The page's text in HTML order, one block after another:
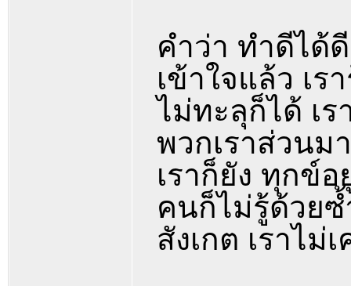
คำว่า ทำดีได้
เข้าใจแล้ว เร
ไม่ทะลุก็ได้ เ
พวกเราส่วนม
เราก็ยัง ทุกข์
คนก็ไม่รู้ด้วยซ้
สังเกต เราไ